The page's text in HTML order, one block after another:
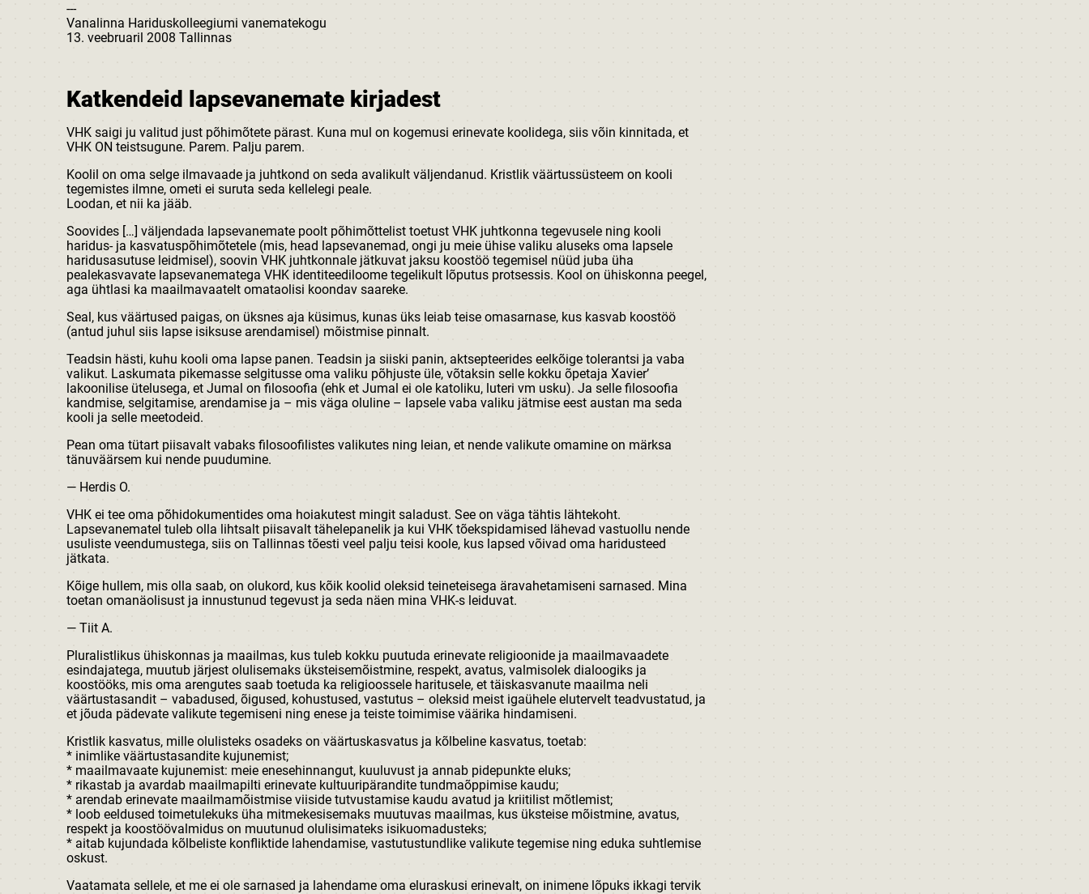
---
Vanalinna Hariduskolleegiumi vanematekogu
13. veebruaril 2008 Tallinnas
Katkendeid lapsevanemate kirjadest
VHK saigi ju valitud just põhimõtete pärast. Kuna mul on kogemusi erinevate koolidega, siis võin kinnitada, et
VHK ON teistsugune. Parem. Palju parem.
Koolil on oma selge ilmavaade ja juhtkond on seda avalikult väljendanud. Kristlik väärtussüsteem on kooli
tegemistes ilmne, ometi ei suruta seda kellelegi peale.
Loodan, et nii ka jääb.
Soovides […] väljendada lapsevanemate poolt põhimõttelist toetust VHK juhtkonna tegevusele ning kooli
haridus- ja kasvatuspõhimõtetele (mis, head lapsevanemad, ongi ju meie ühise valiku aluseks oma lapsele
haridusasutuse leidmisel), soovin VHK juhtkonnale jätkuvat jaksu koostöö tegemisel nüüd juba üha
pealekasvavate lapsevanematega VHK identiteediloome tegelikult lõputus protsessis. Kool on ühiskonna peegel,
aga ühtlasi ka maailmavaatelt omataolisi koondav saareke.
Seal, kus väärtused paigas, on üksnes aja küsimus, kunas üks leiab teise omasarnase, kus kasvab koostöö
(antud juhul siis lapse isiksuse arendamisel) mõistmise pinnalt.
Teadsin hästi, kuhu kooli oma lapse panen. Teadsin ja siiski panin, aktsepteerides eelkõige tolerantsi ja vaba
valikut. Laskumata pikemasse selgitusse oma valiku põhjuste üle, võtaksin selle kokku õpetaja Xavier’
lakoonilise ütelusega, et Jumal on filosoofia (ehk et Jumal ei ole katoliku, luteri vm usku). Ja selle filosoofia
kandmise, selgitamise, arendamise ja – mis väga oluline – lapsele vaba valiku jätmise eest austan ma seda
kooli ja selle meetodeid.
Pean oma tütart piisavalt vabaks filosoofilistes valikutes ning leian, et nende valikute omamine on märksa
tänuväärsem kui nende puudumine.
— Herdis O.
VHK ei tee oma põhidokumentides oma hoiakutest mingit saladust. See on väga tähtis lähtekoht.
Lapsevanematel tuleb olla lihtsalt piisavalt tähelepanelik ja kui VHK tõekspidamised lähevad vastuollu nende
usuliste veendumustega, siis on Tallinnas tõesti veel palju teisi koole, kus lapsed võivad oma haridusteed
jätkata.
Kõige hullem, mis olla saab, on olukord, kus kõik koolid oleksid teineteisega äravahetamiseni sarnased. Mina
toetan omanäolisust ja innustunud tegevust ja seda näen mina VHK-s leiduvat.
— Tiit A.
Pluralistlikus ühiskonnas ja maailmas, kus tuleb kokku puutuda erinevate religioonide ja maailmavaadete
esindajatega, muutub järjest olulisemaks üksteisemõistmine, respekt, avatus, valmisolek dialoogiks ja
koostööks, mis oma arengutes saab toetuda ka religioossele haritusele, et täiskasvanute maailma neli
väärtustasandit – vabadused, õigused, kohustused, vastutus – oleksid meist igaühele elutervelt teadvustatud, ja
et jõuda pädevate valikute tegemiseni ning enese ja teiste toimimise väärika hindamiseni.
Kristlik kasvatus, mille olulisteks osadeks on väärtuskasvatus ja kõlbeline kasvatus, toetab:
* inimlike väärtustasandite kujunemist;
* maailmavaate kujunemist: meie enesehinnangut, kuuluvust ja annab pidepunkte eluks;
* rikastab ja avardab maailmapilti erinevate kultuuripärandite tundmaõppimise kaudu;
* arendab erinevate maailmamõistmise viiside tutvustamise kaudu avatud ja kriitilist mõtlemist;
* loob eeldused toimetulekuks üha mitmekesisemaks muutuvas maailmas, kus üksteise mõistmine, avatus,
respekt ja koostöövalmidus on muutunud olulisimateks isikuomadusteks;
* aitab kujundada kõlbeliste konfliktide lahendamise, vastutustundlike valikute tegemise ning eduka suhtlemise
oskust.
Vaatamata sellele, et me ei ole sarnased ja lahendame oma eluraskusi erinevalt, on inimene lõpuks ikkagi tervik